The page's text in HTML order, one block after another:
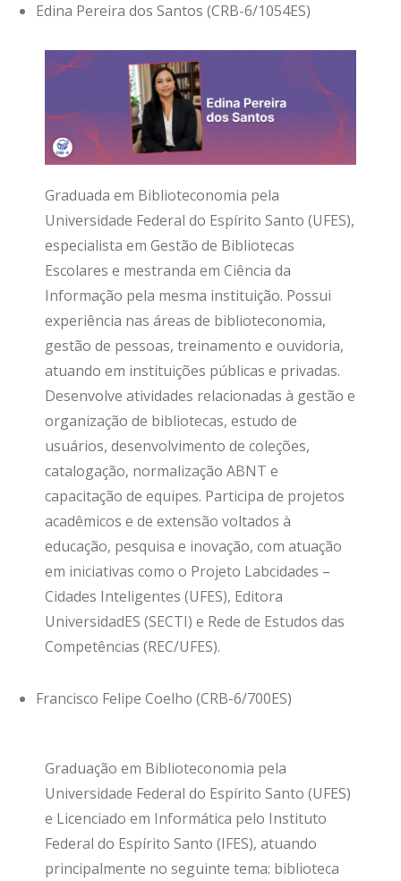
Edina Pereira dos Santos (CRB-6/1054ES)
Graduada em Biblioteconomia pela
Universidade Federal do Espírito Santo (UFES),
especialista em Gestão de Bibliotecas
Escolares e mestranda em Ciência da
Informação pela mesma instituição. Possui
experiência nas áreas de biblioteconomia,
gestão de pessoas, treinamento e ouvidoria,
atuando em instituições públicas e privadas.
Desenvolve atividades relacionadas à gestão e
organização de bibliotecas, estudo de
usuários, desenvolvimento de coleções,
catalogação, normalização ABNT e
capacitação de equipes. Participa de projetos
acadêmicos e de extensão voltados à
educação, pesquisa e inovação, com atuação
em iniciativas como o Projeto Labcidades –
Cidades Inteligentes (UFES), Editora
UniversidadES (SECTI) e Rede de Estudos das
Competências (REC/UFES).
Francisco Felipe Coelho (CRB-6/700ES)
Graduação em Biblioteconomia pela
Universidade Federal do Espírito Santo (UFES)
e Licenciado em Informática pelo Instituto
Federal do Espírito Santo (IFES), atuando
principalmente no seguinte tema: biblioteca